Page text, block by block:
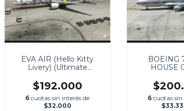
EVA AIR (Hello Kitty
Livery) (Ultimate
$192.000
6 cuotas sin interés de
$32.000
BOEING
HOUSE
6 cuotas sin